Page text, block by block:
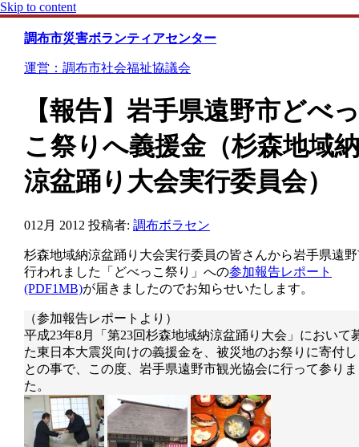
Skip to content
調布市災害ボランティアセンター
運営：調布市社会福祉協議会
【報告】岩手県遠野市どべっ
こ祭りへ義援金（杉森地域納
涼盆踊り大会実行委員会）
01 2月 2012 投稿者: 調布ボラセン
杉森地域納涼盆踊り大会実行委員の皆さんから岩手県遠
行われました「どべっこ祭り」への参加報告レポート
(PDF1MB)が届きましたのでお知らせいたします。
（参加報告レポートより）
平成23年8月「第23回杉森地域納涼盆踊り大会」において
た東日本大震災向けの義援金を、被災地のお祭りに寄付
との事で、この度、岩手県遠野市観光協会に行って参り
た。